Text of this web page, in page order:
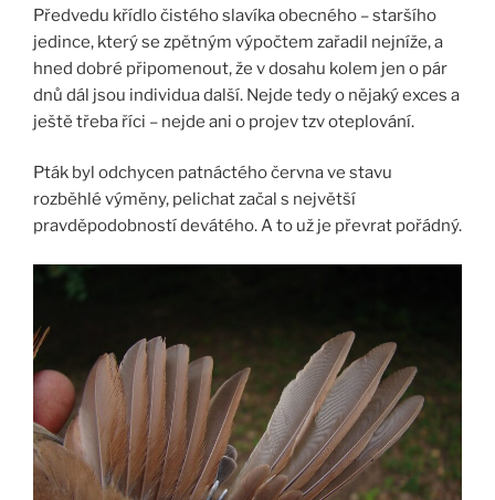
Předvedu křídlo čistého slavíka obecného – staršího
jedince, který se zpětným výpočtem zařadil nejníže, a
hned dobré připomenout, že v dosahu kolem jen o pár
dnů dál jsou individua další. Nejde tedy o nějaký exces a
ještě třeba říci – nejde ani o projev tzv oteplování.
Pták byl odchycen patnáctého června ve stavu
rozběhlé výměny, pelichat začal s největší
pravděpodobností devátého. A to už je převrat pořádný.